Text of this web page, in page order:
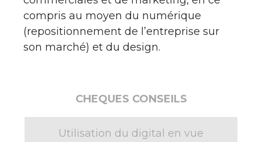
compris au moyen du numérique
(repositionnement de l’entreprise sur
son marché) et du design.
CHEQUES CONSEILS
Utilisation du digital en vue